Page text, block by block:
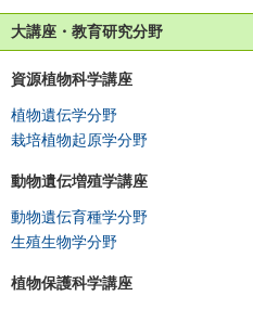
大講座・教育研究分野
資源植物科学講座
植物遺伝学分野
栽培植物起原学分野
動物遺伝増殖学講座
動物遺伝育種学分野
生殖生物学分野
植物保護科学講座